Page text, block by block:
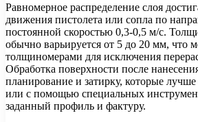
Равномерное распределение слоя
движения пистолета или сопла по
постоянной скоростью 0,3-0,5 м/с.
обычно варьируется от 5 до 20 мм, что
толщиномерами для исключения
Обработка поверхности после
планирование и затирку, которые
или с помощью специальных
заданный профиль и фактуру.